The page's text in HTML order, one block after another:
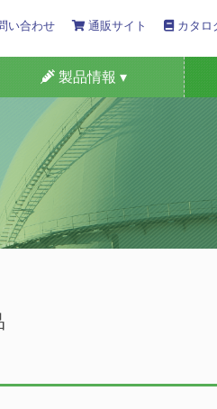
い合わせ 通販サイト カタロ
製品情報 ▾
検知管・ケミカル製品
装着形/携帯形ガス測定器
定置形ガス検知警報器
特定用途
ガスセンサー
自動車排ガス測定器・車検機器
システム製品